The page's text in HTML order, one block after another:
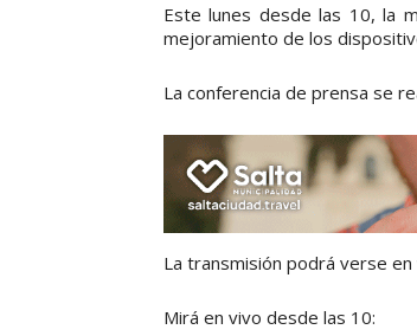
Este lunes desde las 10, la
mejoramiento de los
La conferencia de prensa se
La transmisión podrá verse
Mirá en vivo desde las 10: